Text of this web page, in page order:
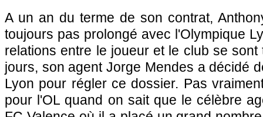
A un an du terme de son contrat,
toujours pas prolongé avec l'Olympique
relations entre le joueur et le club se
jours, son agent Jorge Mendes a décidé
Lyon pour régler ce dossier. Pas
pour l'OL quand on sait que le célèbre